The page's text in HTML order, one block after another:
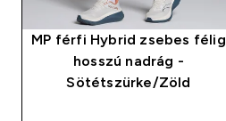
MP férfi Hybrid zsebes félig
hosszú nadrág -
Sötétszürke/Zöld